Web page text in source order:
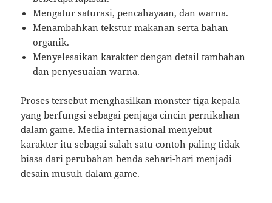
Mengatur saturasi, pencahayaan, dan warna.
Menambahkan tekstur makanan serta bahan
organik.
Menyelesaikan karakter dengan detail tambahan
dan penyesuaian warna.
Proses tersebut menghasilkan monster tiga kepala
yang berfungsi sebagai penjaga cincin pernikahan
dalam game. Media internasional menyebut
karakter itu sebagai salah satu contoh paling tidak
biasa dari perubahan benda sehari-hari menjadi
desain musuh dalam game.